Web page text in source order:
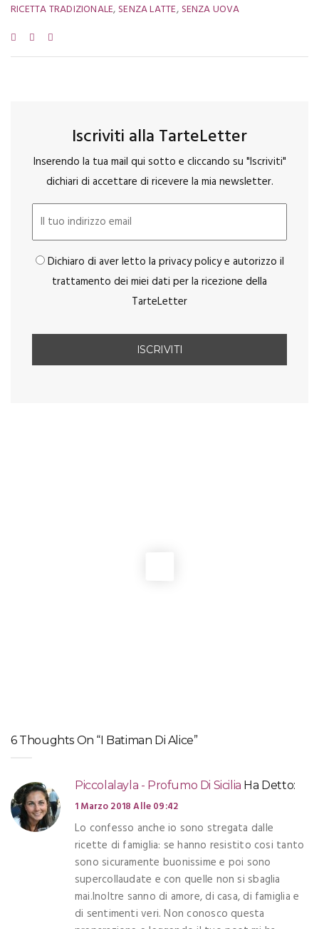
RICETTA TRADIZIONALE, SENZA LATTE, SENZA UOVA
Iscriviti alla TarteLetter
Inserendo la tua mail qui sotto e cliccando su "Iscriviti"
dichiari di accettare di ricevere la mia newsletter.
Dichiaro di aver letto la privacy policy e autorizzo il
trattamento dei miei dati per la ricezione della
TarteLetter
6 Thoughts On “I Batiman Di Alice”
Piccolalayla - Profumo Di Sicilia Ha Detto:
1 Marzo 2018 Alle 09:42
Lo confesso anche io sono stregata dalle
ricette di famiglia: se hanno resistito cosi tanto
sono sicuramente buonissime e poi sono
supercollaudate e con quelle non si sbaglia
mai.Inoltre sanno di amore, di casa, di famiglia e
di sentimenti veri. Non conosco questa